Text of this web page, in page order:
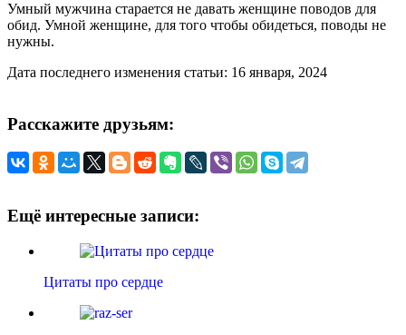
Умный мужчина старается не давать женщине поводов для
обид. Умной женщине, для того чтобы обидеться, поводы не
нужны.
Дата последнего изменения статьи: 16 января, 2024
Расскажите друзьям:
Ещё интересные записи:
Цитаты про сердце